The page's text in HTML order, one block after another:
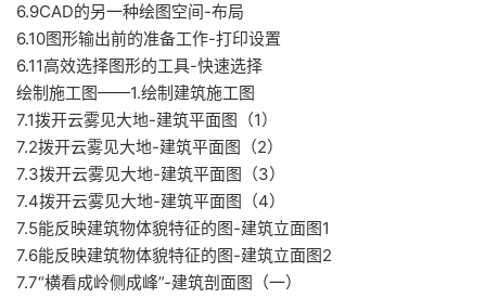
6.9CAD的另一种绘图空间-布局
6.10图形输出前的准备工作-打印设置
6.11高效选择图形的工具-快速选择
绘制施工图——1.绘制建筑施工图
7.1拨开云雾见大地-建筑平面图（1）
7.2拨开云雾见大地-建筑平面图（2）
7.3拨开云雾见大地-建筑平面图（3）
7.4拨开云雾见大地-建筑平面图（4）
7.5能反映建筑物体貌特征的图-建筑立面图1
7.6能反映建筑物体貌特征的图-建筑立面图2
7.7“横看成岭侧成峰”-建筑剖面图（一）